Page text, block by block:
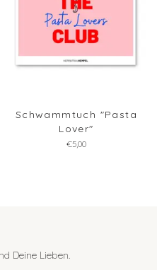
Schwammtuch "Pasta
Lover"
€5,00
Deine Lieben.